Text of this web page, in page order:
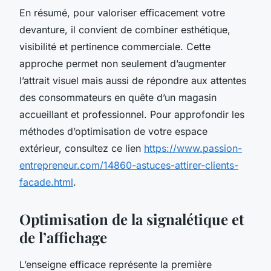
En résumé, pour valoriser efficacement votre
devanture, il convient de combiner esthétique,
visibilité et pertinence commerciale. Cette
approche permet non seulement d’augmenter
l’attrait visuel mais aussi de répondre aux attentes
des consommateurs en quête d’un magasin
accueillant et professionnel. Pour approfondir les
méthodes d’optimisation de votre espace
extérieur, consultez ce lien https://www.passion-
entrepreneur.com/14860-astuces-attirer-clients-
facade.html.
Optimisation de la signalétique et
de l’affichage
L’enseigne efficace représente la première